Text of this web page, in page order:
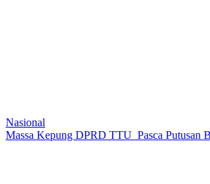
Nasional
Massa Kepung DPRD TTU Pasca Putusan